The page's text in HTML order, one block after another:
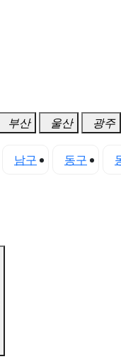
부산 울산 광주
남구 동구